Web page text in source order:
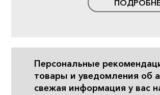
Персональные
товары и уведомления об
свежая информация у вас